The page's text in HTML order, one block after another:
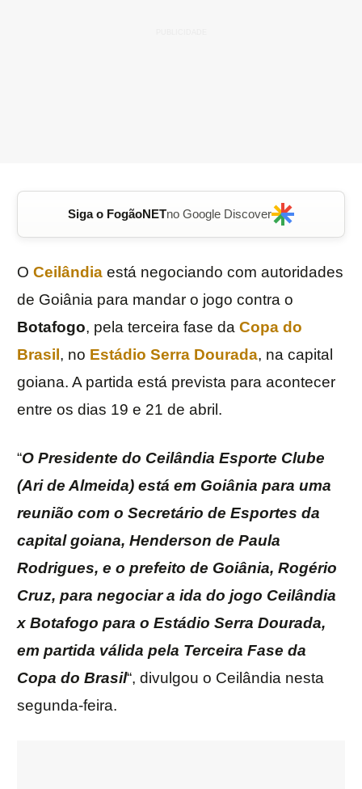
Siga o FogãoNETno Google Discover
O Ceilândia está negociando com autoridades
de Goiânia para mandar o jogo contra o
Botafogo, pela terceira fase da Copa do
Brasil , no Estádio Serra Dourada, na capital
goiana. A partida está prevista para acontecer
entre os dias 19 e 21 de abril.
“O Presidente do Ceilândia Esporte Clube
(Ari de Almeida) está em Goiânia para uma
reunião com o Secretário de Esportes da
capital goiana, Henderson de Paula
Rodrigues, e o prefeito de Goiânia, Rogério
Cruz, para negociar a ida do jogo Ceilândia
x Botafogo para o Estádio Serra Dourada,
em partida válida pela Terceira Fase da
Copa do Brasil“, divulgou o Ceilândia nesta
segunda-feira.